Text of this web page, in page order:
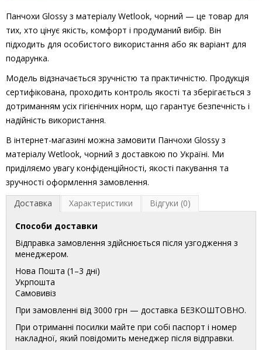
Панчохи Glossy з матеріалу Wetlook, чорний — це товар для
тих, хто цінує якість, комфорт і продуманий вибір. Він
підходить для особистого використання або як варіант для
подарунка.
Модель відзначається зручністю та практичністю. Продукція
сертифікована, проходить контроль якості та зберігається з
дотриманням усіх гігієнічних норм, що гарантує безпечність і
надійність використання.
В інтернет-магазині можна замовити Панчохи Glossy з
матеріалу Wetlook, чорний з доставкою по Україні. Ми
приділяємо увагу конфіденційності, якості пакування та
зручності оформлення замовлення.
Доставка
Характеристики Відгуки (0)
Способи доставки
Відправка замовлення здійснюється після узгодження з
менеджером.
Нова Пошта (1–3 дні)
Укрпошта
Самовивіз
При замовленні від 3000 грн — доставка БЕЗКОШТОВНО.
При отриманні посилки майте при собі паспорт і номер
накладної, який повідомить менеджер після відправки.